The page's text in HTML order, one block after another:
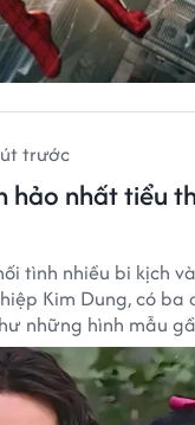
trước
hảo nhất tiểu
tình nhiều bi kịch
Kim Dung, có ba
những hình mẫu